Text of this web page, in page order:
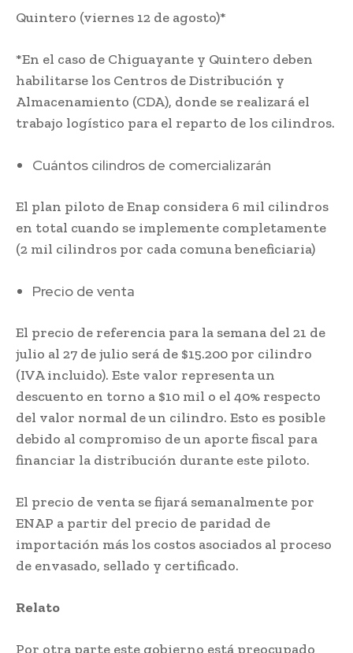
Quintero (viernes 12 de agosto)*
*En el caso de Chiguayante y Quintero deben
habilitarse los Centros de Distribución y
Almacenamiento (CDA), donde se realizará el
trabajo logístico para el reparto de los cilindros.
Cuántos cilindros de comercializarán
El plan piloto de Enap considera 6 mil cilindros
en total cuando se implemente completamente
(2 mil cilindros por cada comuna beneficiaria)
Precio de venta
El precio de referencia para la semana del 21 de
julio al 27 de julio será de $15.200 por cilindro
(IVA incluido). Este valor representa un
descuento en torno a $10 mil o el 40% respecto
del valor normal de un cilindro. Esto es posible
debido al compromiso de un aporte fiscal para
financiar la distribución durante este piloto.
El precio de venta se fijará semanalmente por
ENAP a partir del precio de paridad de
importación más los costos asociados al proceso
de envasado, sellado y certificado.
Relato
Por otra parte este gobierno está preocupado